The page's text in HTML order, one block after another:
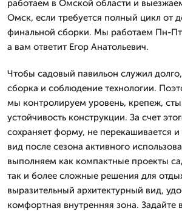
работаем в Омской области и
Омск, если требуется полный цикл от
финальной сборки. Мы работаем Пн-
а вам ответит Егор Анатольевич.
Чтобы садовый павильон служил
сборка и соблюдение технологии.
мы контролируем уровень, крепеж,
устойчивость конструкции. За счет
сохраняет форму, не перекашивается
вид после сезона активного
выполняем как компактные проекты
так и более сложные решения для
выразительный архитектурный вид,
комфортная внутренняя зона. Задайте